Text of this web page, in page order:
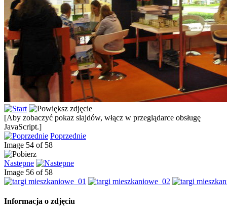
[Aby zobaczyć pokaz slajdów, włącz w przeglądarce obsługę
JavaScript.]
Poprzednie
Image 54 of 58
Następne
Image 56 of 58
Informacja o zdjęciu